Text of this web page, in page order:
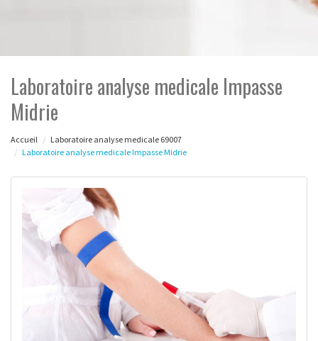
Laboratoire analyse medicale Impasse
Midrie
Accueil
Laboratoire analyse medicale 69007
Laboratoire analyse medicale Impasse Midrie